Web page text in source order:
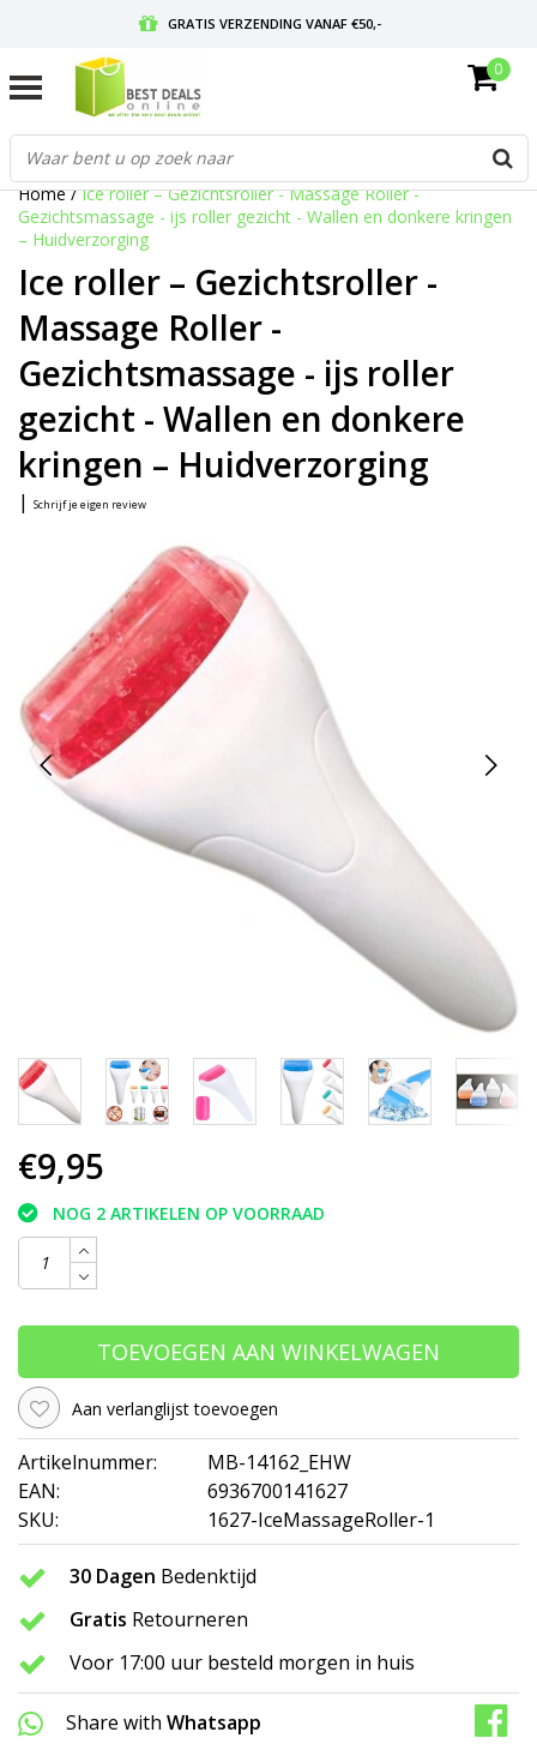
GRATIS VERZENDING VANAF €50,-
GRATIS RETOURNEREN EN 30 DAGEN BEDENKTIJD
0
Home/Ice roller – Gezichtsroller - Massage Roller -
Gezichtsmassage - ijs roller gezicht - Wallen en donkere kringen
– Huidverzorging
Ice roller – Gezichtsroller -
Massage Roller -
Gezichtsmassage - ijs roller
gezicht - Wallen en donkere
kringen – Huidverzorging
| Schrijf je eigen review
€9,95
NOG 2 ARTIKELEN OP VOORRAAD
TOEVOEGEN AAN WINKELWAGEN
Aan verlanglijst toevoegen
Artikelnummer:
MB-14162_EHW
EAN:
6936700141627
SKU:
1627-IceMassageRoller-1
30 Dagen Bedenktijd
Gratis Retourneren
Voor 17:00 uur besteld morgen in huis
Share with Whatsapp